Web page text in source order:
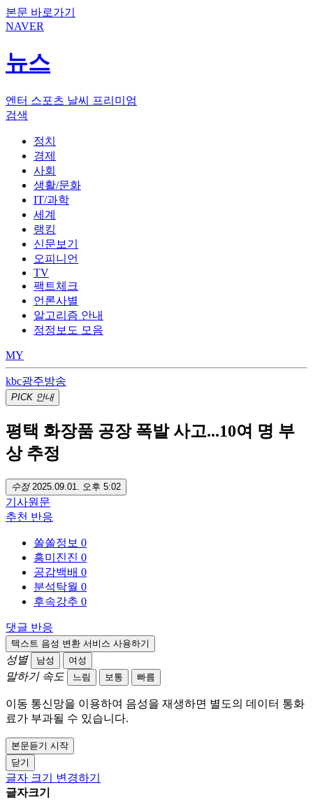
본문 바로가기
NAVER
뉴스
엔터 스포츠 날씨
프리미엄
검색
정치
경제
사회
생활/문화
IT/과학
세계
랭킹
신문보기
오피니언
TV
팩트체크
언론사별
알고리즘 안내
정정보도 모음
MY
kbc광주방송
PICK 안내
평택 화장품 공장 폭발 사고...10여 명 부
상 추정
수정 2025.09.01. 오후 5:02
기사원문
추천 반응
쏠쏠정보 0
흥미진진 0
공감백배 0
분석탁월 0
후속강추 0
댓글 반응
텍스트 음성 변환 서비스 사용하기
성별 남성 여성
말하기 속도 느림 보통 빠름
이동 통신망을 이용하여 음성을 재생하면 별도의 데이터 통화
료가 부과될 수 있습니다.
본문듣기 시작
닫기
글자 크기 변경하기
글자크기